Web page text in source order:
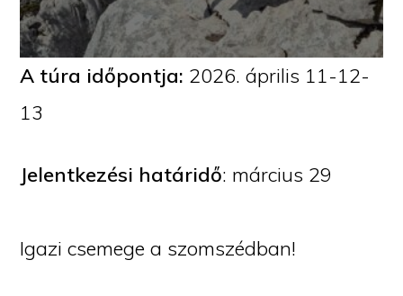
A túra időpontja: 2026. április 11-12-
13
Jelentkezési határidő: március 29
Igazi csemege a szomszédban!